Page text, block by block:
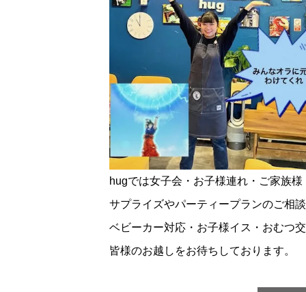
hugでは女子会・お子様連れ・ご家族
サプライズやパーティープランのご相
ベビーカー対応・お子様イス・おむつ
皆様のお越しをお待ちしております。